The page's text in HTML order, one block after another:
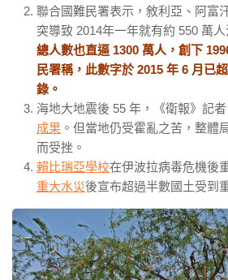
聯合國難民署表示，敘利亞、阿富
突導致 2014年一年就有約 550 萬人
總人數也直逼 1300 萬人，創下
民署稱，此數字於 2015 年 6 月已
錄。
海地大地震後 55 年，《衛報》記者
成果 。但當地仍受霍亂之苦，整體
而受挫。
賴比瑞亞學校在伊波拉病毒危機後
重大水災後宣布超過半數國土受到